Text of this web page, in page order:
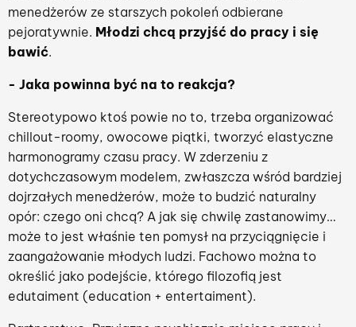
menedżerów ze starszych pokoleń odbierane
pejoratywnie. Młodzi chcą przyjść do pracy i się
bawić.
- Jaka powinna być na to reakcja?
Stereotypowo ktoś powie no to, trzeba organizować
chillout-roomy, owocowe piątki, tworzyć elastyczne
harmonogramy czasu pracy. W zderzeniu z
dotychczasowym modelem, zwłaszcza wśród bardziej
dojrzałych menedżerów, może to budzić naturalny
opór: czego oni chcą? A jak się chwilę zastanowimy…
może to jest właśnie ten pomysł na przyciągnięcie i
zaangażowanie młodych ludzi. Fachowo można to
określić jako podejście, którego filozofią jest
edutaiment (education + entertaiment).